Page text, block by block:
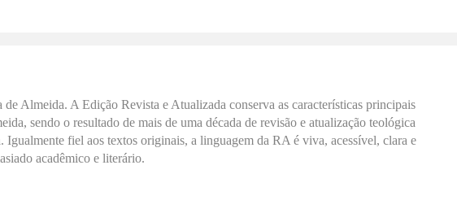
Almeida. A Edição Revista e Atualizada conserva as características principais
sendo o resultado de mais de uma década de revisão e atualização teológica
fiel aos textos originais, a linguagem da RA é viva, acessível, clara e
acadêmico e literário.